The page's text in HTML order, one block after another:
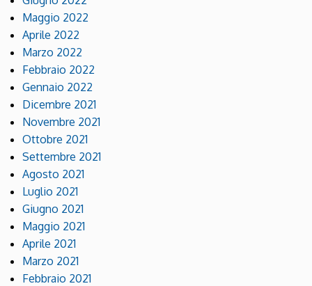
Maggio 2022
Aprile 2022
Marzo 2022
Febbraio 2022
Gennaio 2022
Dicembre 2021
Novembre 2021
Ottobre 2021
Settembre 2021
Agosto 2021
Luglio 2021
Giugno 2021
Maggio 2021
Aprile 2021
Marzo 2021
Febbraio 2021